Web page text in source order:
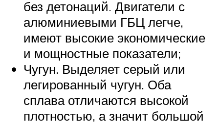
без детонаций. Двигатели с
алюминиевыми ГБЦ легче,
имеют высокие экономические
и мощностные показатели;
Чугун. Выделяет серый или
легированный чугун. Оба
сплава отличаются высокой
плотностью, а значит большой